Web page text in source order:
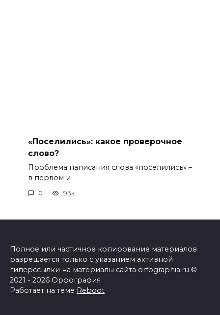
«Поселились»: какое проверочное
слово?
Проблема написания слова «поселились» –
в первом и
0 93к.
Полное или частичное копирование материалов
разрешается только с указанием активной
гиперссылки на материалы сайта orfographia.ru ©
2021 - 2026 Орфография
Работает на теме Reboot